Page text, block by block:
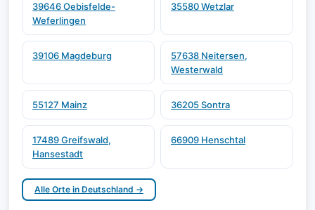
39646 Oebisfelde-
Weferlingen
35580 Wetzlar
39106 Magdeburg
57638 Neitersen,
Westerwald
55127 Mainz 36205 Sontra
17489 Greifswald,
Hansestadt
66909 Henschtal
Alle Orte in Deutschland →